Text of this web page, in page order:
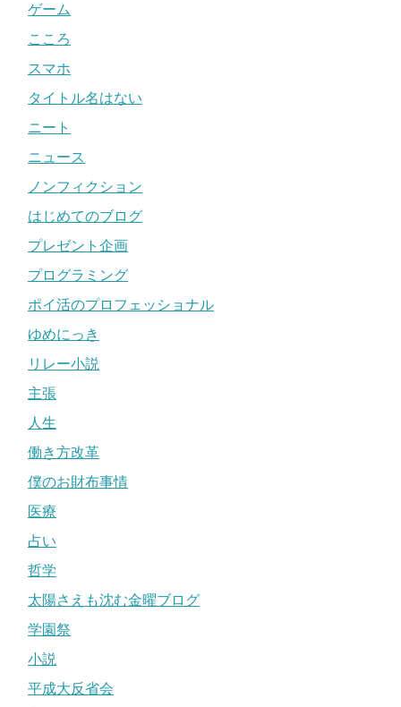
ゲーム
こころ
スマホ
タイトル名はない
ニート
ニュース
ノンフィクション
はじめてのブログ
プレゼント企画
プログラミング
ポイ活のプロフェッショナル
ゆめにっき
リレー小説
主張
人生
働き方改革
僕のお財布事情
医療
占い
哲学
太陽さえも沈む金曜ブログ
学園祭
小説
平成大反省会